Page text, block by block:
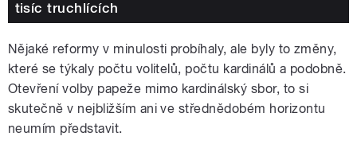
tisíc truchlících
Nějaké reformy v minulosti probíhaly, ale byly to změny,
které se týkaly počtu volitelů, počtu kardinálů a podobně.
Otevření volby papeže mimo kardinálský sbor, to si
skutečně v nejbližším ani ve střednědobém horizontu
neumím představit.